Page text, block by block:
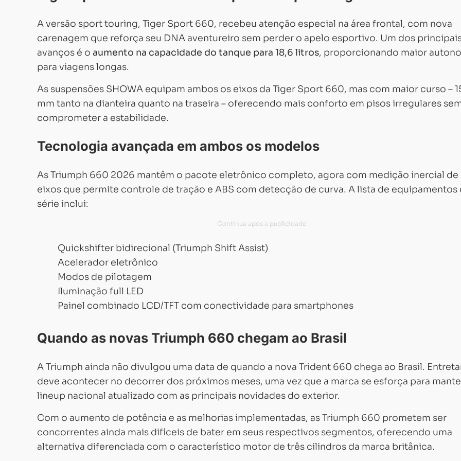
A versão sport touring, Tiger Sport 660, recebeu atenção especial na área frontal, com nova
carenagem que reforça seu DNA aventureiro sem perder o apelo esportivo. Um dos
avanços é o aumento na capacidade do tanque para 18,6 litros, proporcionando maior
para viagens longas.
As suspensões SHOWA equipam ambos os eixos da Tiger Sport 660, mas com maior curso –
mm tanto na dianteira quanto na traseira – oferecendo mais conforto em pisos irregulares
comprometer a estabilidade.
Tecnologia avançada em ambos os modelos
As Triumph 660 2026 mantêm o pacote eletrônico completo, agora com medição inercial de
eixos que permite controle de tração e ABS com detecção de curva. A lista de equipamentos
série inclui:
Quickshifter bidirecional (Triumph Shift Assist)
Acelerador eletrônico
Modos de pilotagem
Iluminação full LED
Painel combinado LCD/TFT com conectividade para smartphones
Quando as novas Triumph 660 chegam ao Brasil
A Triumph ainda não divulgou uma data de quando a nova Trident 660 chega ao Brasil.
deve acontecer no decorrer dos próximos meses, uma vez que a marca se esforça para
lineup nacional atualizado com as principais novidades do exterior.
Com o aumento de potência e as melhorias implementadas, as Triumph 660 prometem ser
concorrentes ainda mais difíceis de bater em seus respectivos segmentos, oferecendo uma
alternativa diferenciada com o característico motor de três cilindros da marca britânica.